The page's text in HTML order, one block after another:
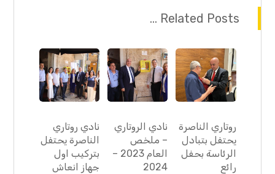
Related Posts ...
روتاري الناصرة
يحتفل بتبادل
الرئاسة بحفل
رائع
نادي الروتاري
– ملخص
العام 2023 –
2024
نادي روتاري
الناصرة يحتفل
بتركيب اول
جهاز انعاش